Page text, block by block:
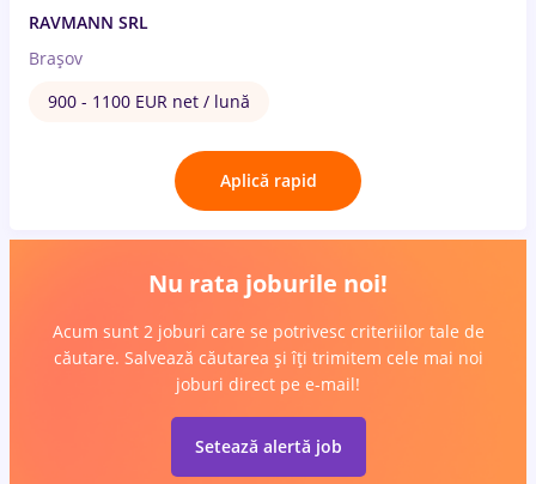
RAVMANN SRL
Brașov
900 - 1100 EUR net / lună
Aplică rapid
Nu rata joburile noi!
Acum sunt 2 joburi care se potrivesc criteriilor tale de
căutare. Salvează căutarea și îți trimitem cele mai noi
joburi direct pe e-mail!
Setează alertă job